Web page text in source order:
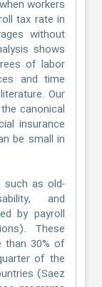
workers
tax rate in
without
shows
of labor
and time
Our
canonical
insurance
be small in
as old-
and
by payroll
These
30% of
of the
(Saez